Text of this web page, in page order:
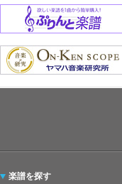
楽譜を探す